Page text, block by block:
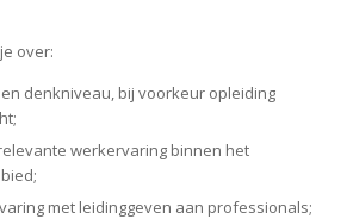
over:
denkniveau, bij voorkeur opleiding
werkervaring binnen het
met leidinggeven aan professionals;